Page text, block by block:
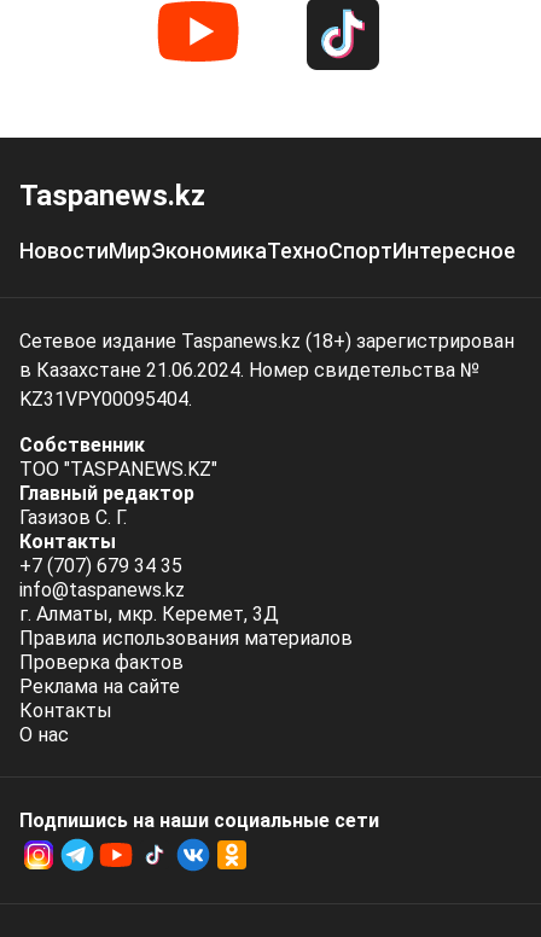
Taspanews.kz
НовостиМирЭкономикаТехноСпортИнтересное
Сетевое издание Taspanews.kz (18+) зарегистрирован
в Казахстане 21.06.2024. Номер свидетельства №
KZ31VPY00095404.
Собственник
ТОО "TASPANEWS.KZ"
Главный редактор
Газизов С. Г.
Контакты
+7 (707) 679 34 35
info@taspanews.kz
г. Алматы, мкр. Керемет, 3Д
Правила использования материалов
Проверка фактов
Реклама на сайте
Контакты
О нас
Подпишись на наши социальные cети